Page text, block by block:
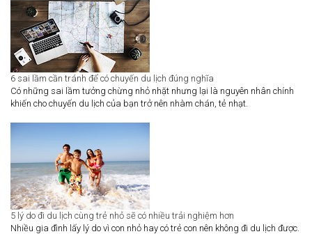
6 sai lầm cần tránh để có chuyến du lịch đúng nghĩa
Có những sai lầm tưởng chừng nhỏ nhặt nhưng lại là nguyên nhân chính
khiến cho chuyến du lịch của bạn trở nên nhàm chán, tẻ nhạt.
5 lý do đi du lịch cùng trẻ nhỏ sẽ có nhiều trải nghiệm hơn
Nhiều gia đình lấy lý do vì con nhỏ hay có trẻ con nên không đi du lịch được.